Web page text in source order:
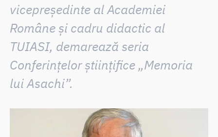
vicepreședinte al Academiei
Române și cadru didactic al
TUIASI, demarează seria
Conferințelor științifice „Memoria
lui Asachi”.